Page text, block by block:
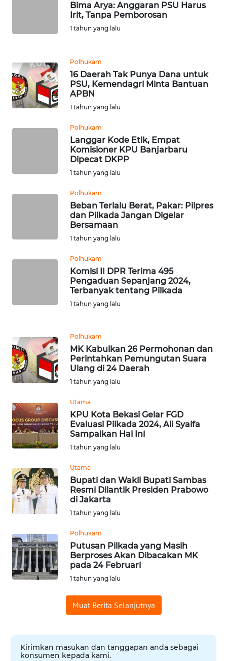
Bima Arya: Anggaran PSU Harus
Irit, Tanpa Pemborosan
1 tahun yang lalu
Polhukam
16 Daerah Tak Punya Dana untuk
PSU, Kemendagri Minta Bantuan
APBN
1 tahun yang lalu
Polhukam
Langgar Kode Etik, Empat
Komisioner KPU Banjarbaru
Dipecat DKPP
1 tahun yang lalu
Polhukam
Beban Terlalu Berat, Pakar: Pilpres
dan Pilkada Jangan Digelar
Bersamaan
1 tahun yang lalu
Polhukam
Komisi II DPR Terima 495
Pengaduan Sepanjang 2024,
Terbanyak tentang Pilkada
1 tahun yang lalu
Polhukam
MK Kabulkan 26 Permohonan dan
Perintahkan Pemungutan Suara
Ulang di 24 Daerah
1 tahun yang lalu
Utama
KPU Kota Bekasi Gelar FGD
Evaluasi Pilkada 2024, Ali Syaifa
Sampaikan Hal Ini
1 tahun yang lalu
Utama
Bupati dan Wakil Bupati Sambas
Resmi Dilantik Presiden Prabowo
di Jakarta
1 tahun yang lalu
Polhukam
Putusan Pilkada yang Masih
Berproses Akan Dibacakan MK
pada 24 Februari
1 tahun yang lalu
Muat Berita Selanjutnya
Kirimkan masukan dan tanggapan anda sebagai
konsumen kepada kami.
WN DELI
WN
TEBING
TINGGI
WN
SAMOSIR
PADANG
LAWAS
WN
WN
CIANJUR
SERIBU
WN
TANGERANG
WN
CIREBON